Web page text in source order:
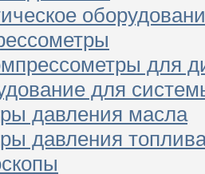
для
для
давления масла
давления